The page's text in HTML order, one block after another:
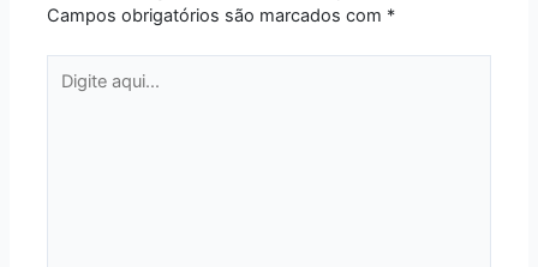
Campos obrigatórios são marcados com *
aqui...